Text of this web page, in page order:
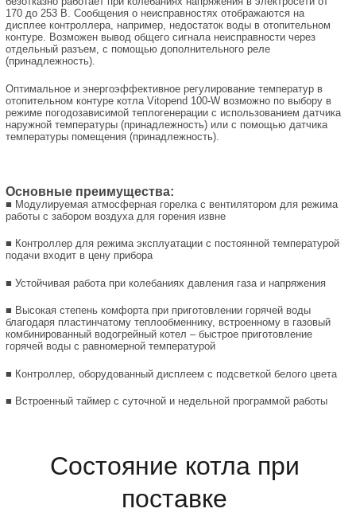
170 до 253 В. Сообщения о неисправностях отображаются на
дисплее контроллера, например, недостаток воды в отопительном
контуре. Возможен вывод общего сигнала неисправности через
отдельный разъем, с помощью дополнительного реле
(принадлежность).
Оптимальное и энергоэффективное регулирование температур в
отопительном контуре котла Vitopend 100-W возможно по выбору в
режиме погодозависимой теплогенерации с использованием датчика
наружной температуры (принадлежность) или с помощью датчика
температуры помещения (принадлежность).
Основные преимущества:
■ Модулируемая атмосферная горелка с вентилятором для режима
работы с забором воздуха для горения извне
■ Контроллер для режима эксплуатации с постоянной температурой
подачи входит в цену прибора
■ Устойчивая работа при колебаниях давления газа и напряжения
■ Высокая степень комфорта при приготовлении горячей воды
благодаря пластинчатому теплообменнику, встроенному в газовый
комбинированный водогрейный котел – быстрое приготовление
горячей воды с равномерной температурой
■ Контроллер, оборудованный дисплеем с подсветкой белого цвета
■ Встроенный таймер с суточной и недельной программой работы
Состояние котла при
поставке